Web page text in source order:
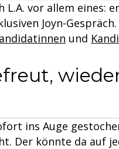
L.A. vor allem eines:
Joyn-
und
ins Auge
Der könnte da auf